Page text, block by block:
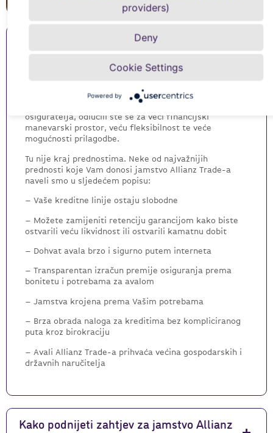
Čemu služe jamstva Allianz Trade?
Jamstva i garancije su sama srž poslovanja svakog
kreditnog osiguratelja. Navedeno se ne bi moglo
ustvrditi za banke. Kada se odlučite za jamstvo kod
osiguratelja, odlučili ste se za veći financijski
manevarski prostor, veću fleksibilnost te veće
mogućnosti prilagodbe.
Tu nije kraj prednostima. Neke od najvažnijih
prednosti koje Vam donosi jamstvo Allianz Trade-a
naveli smo u sljedećem popisu:
– Vaše kreditne linije ostaju slobodne
– Možete zamijeniti retenciju garancijom kako biste
ostvarili veću likvidnost ili ostvarili kamatnu dobit
– Dohvat avala brzo i sigurno putem interneta
– Transparentan izračun premije osiguranja prema
bonitetu i potrebama za avalom
– Jamstva krojena prema Vašim potrebama
– Brza obrada naloga za kreditima bez kompliciranog
puta kroz birokraciju
– Avali Allianz Trade-a prihvaća većina gospodarskih i
državnih naručitelja
Kako podnijeti zahtjev za jamstvo Allianz
providers)
Deny
Cookie Settings
Powered by